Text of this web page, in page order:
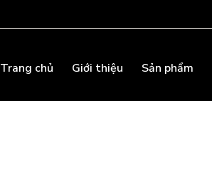
Trang chủ Giới thiệu Sản phẩm